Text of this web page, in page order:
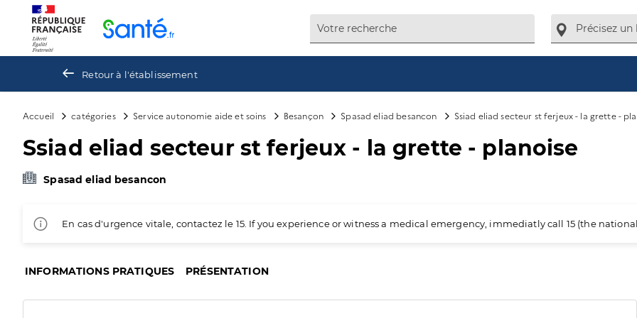
Retour à l'établissement
Accueil catégories Service autonomie aide et soins Besançon Spasad eliad besancon Ssiad eliad secteur st ferjeux - la grette -
Ssiad eliad secteur st ferjeux - la grette - planoise
Spasad eliad besancon
En cas d'urgence vitale, contactez le 15. If you experience or witness a medical emergency, immediatly call 15 (the
INFORMATIONS PRATIQUES PRÉSENTATION
Panneau de gestion des cookies